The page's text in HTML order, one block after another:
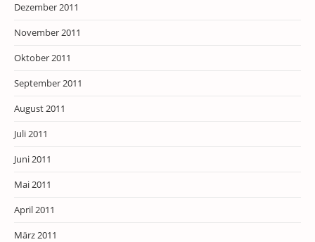
Dezember 2011
November 2011
Oktober 2011
September 2011
August 2011
Juli 2011
Juni 2011
Mai 2011
April 2011
März 2011